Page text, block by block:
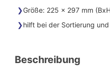
Größe: 225 x 297 mm
hilft bei der Sortierung
Beschreibung